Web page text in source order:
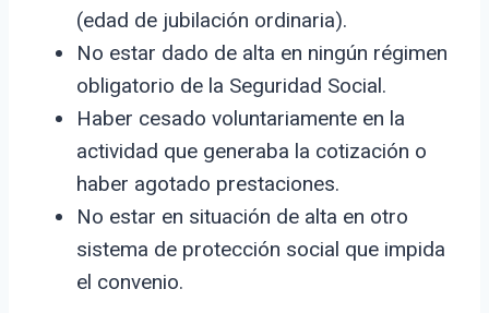
(edad de jubilación ordinaria).
No estar dado de alta en ningún régimen
obligatorio de la Seguridad Social.
Haber cesado voluntariamente en la
actividad que generaba la cotización o
haber agotado prestaciones.
No estar en situación de alta en otro
sistema de protección social que impida
el convenio.